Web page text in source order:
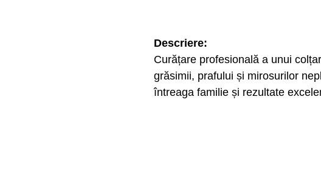
Descriere:
Curățare profesională a unui
grăsimii, prafului și mirosurilor
întreaga familie și rezultate